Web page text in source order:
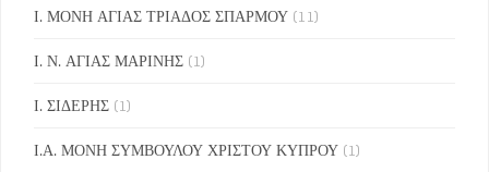
Ι. ΜΟΝΗ ΑΓΙΑΣ ΤΡΙΑΔΟΣ ΣΠΑΡΜΟΥ (11)
Ι. Ν. ΑΓΙΑΣ ΜΑΡΙΝΗΣ (1)
Ι. ΣΙΔΕΡΗΣ (1)
Ι.Α. ΜΟΝΗ ΣΥΜΒΟΥΛΟΥ ΧΡΙΣΤΟΥ ΚΥΠΡΟΥ (1)